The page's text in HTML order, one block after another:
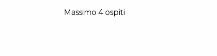
Massimo 4 ospiti